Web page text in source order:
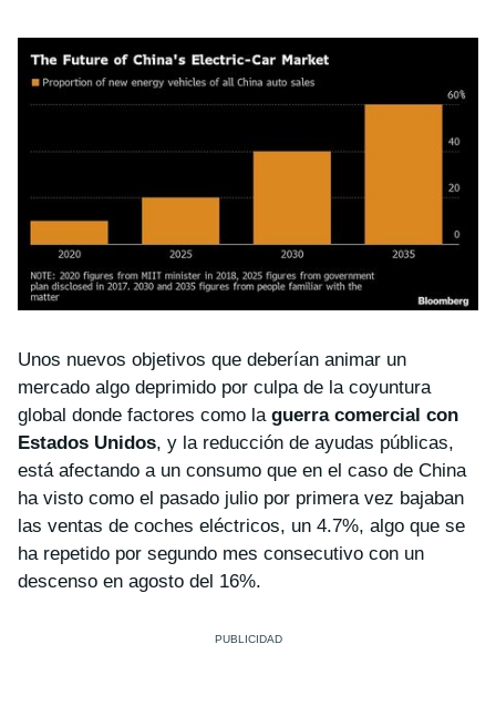
Unos nuevos objetivos que deberían animar un
mercado algo deprimido por culpa de la coyuntura
global donde factores como laguerra comercial con
Estados Unidos, y la reducción de ayudas públicas,
está afectando a un consumo que en el caso de China
ha visto como el pasado julio por primera vez bajaban
las ventas de coches eléctricos, un 4.7%, algo que se
ha repetido por segundo mes consecutivo con un
descenso en agosto del 16%.